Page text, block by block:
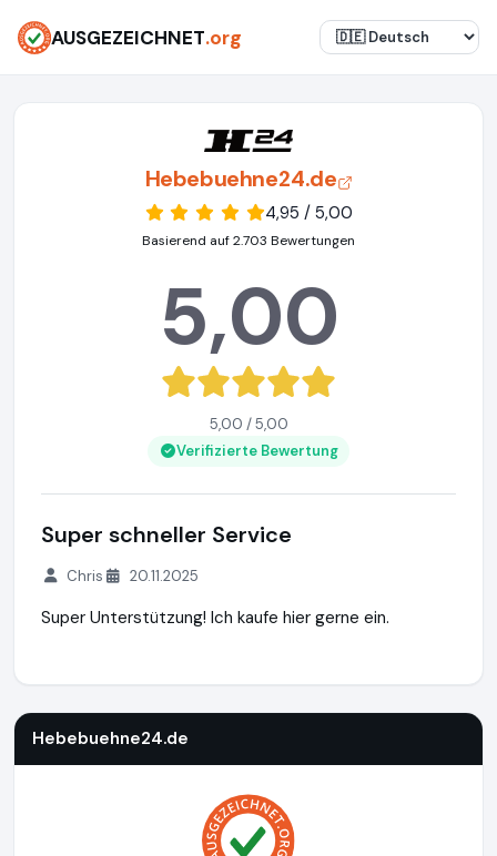
AUSGEZEICHNET.org
Hebebuehne24.de
4,95 / 5,00
Basierend auf 2.703 Bewertungen
5,00
5,00 / 5,00
Verifizierte Bewertung
Super schneller Service
Chris 20.11.2025
Super Unterstützung! Ich kaufe hier gerne ein.
Hebebuehne24.de